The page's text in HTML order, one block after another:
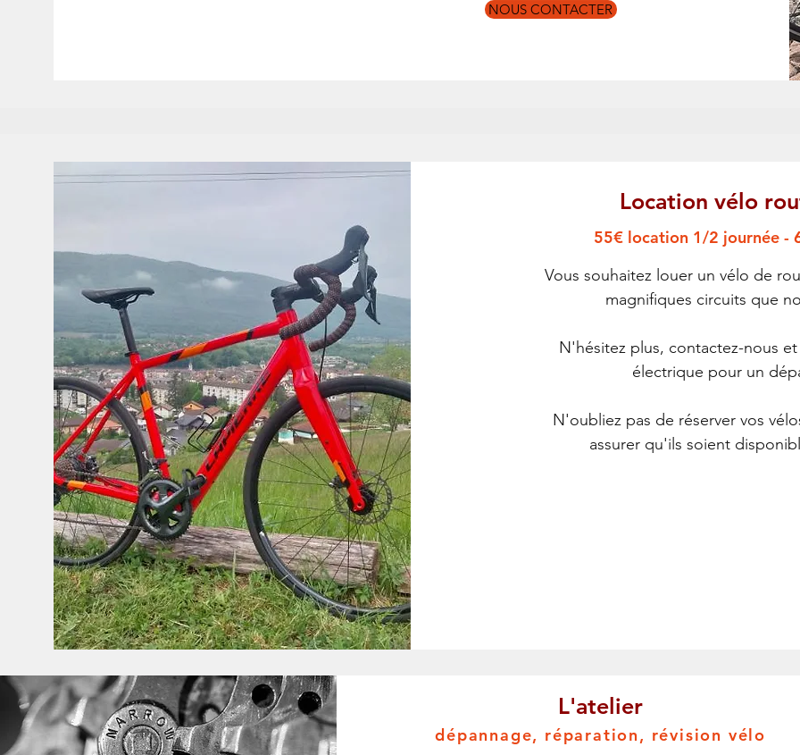
NOUS CONTACTER
Location vélo
55€ location 1/2 journée -
Vous souhaitez louer un vélo de
magnifiques circuits que
N'hésitez plus, contactez-nous
électrique pour un
N'oubliez pas de réserver vos
assurer qu'ils soient
L'atelier
dépannage, réparation, révision vélo